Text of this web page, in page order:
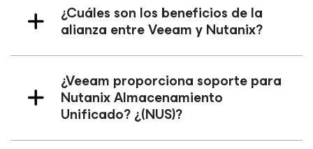
¿Cuáles son los beneficios de la
alianza entre Veeam y Nutanix?
¿Veeam proporciona soporte para
Nutanix Almacenamiento
Unificado? ¿(NUS)?